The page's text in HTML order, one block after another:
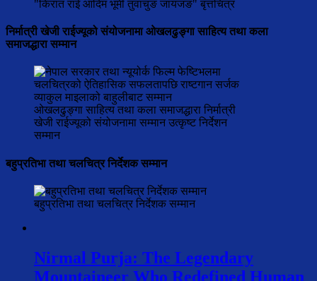
"किरात राई आदिम भूमी तुवाचुङ जायजङ" बृत्तचित्र
निर्मात्री खेजी राईज्यूको संयोजनामा ओखलढुङ्गा साहित्य तथा कला
समाजद्धारा सम्मान
ओखलढुङ्गा साहित्य तथा कला समाजद्धारा निर्मात्री
खेजी राईज्यूको संयोजनामा सम्मान उत्कृष्ट निर्देशन
सम्मान
बहुप्रतिभा तथा चलचित्र निर्देशक सम्मान
बहुप्रतिभा तथा चलचित्र निर्देशक सम्मान
Nirmal Purja: The Legendary
Mountaineer Who Redefined Human